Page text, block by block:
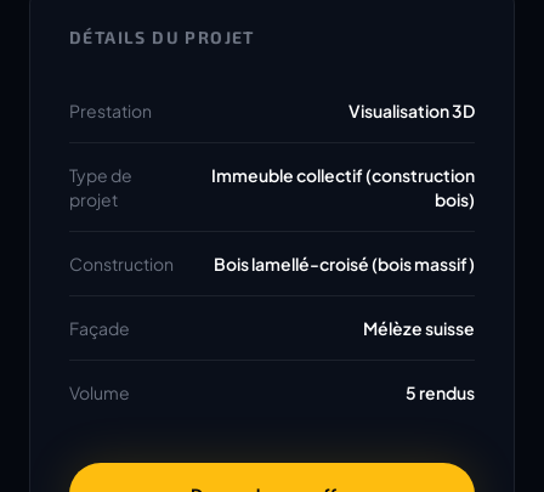
DÉTAILS DU PROJET
Prestation Visualisation 3D
Type de
projet
Immeuble collectif (construction
bois)
Construction Bois lamellé-croisé (bois massif)
Façade Mélèze suisse
Volume 5 rendus